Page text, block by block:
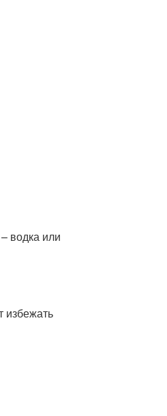
водка или
избежать